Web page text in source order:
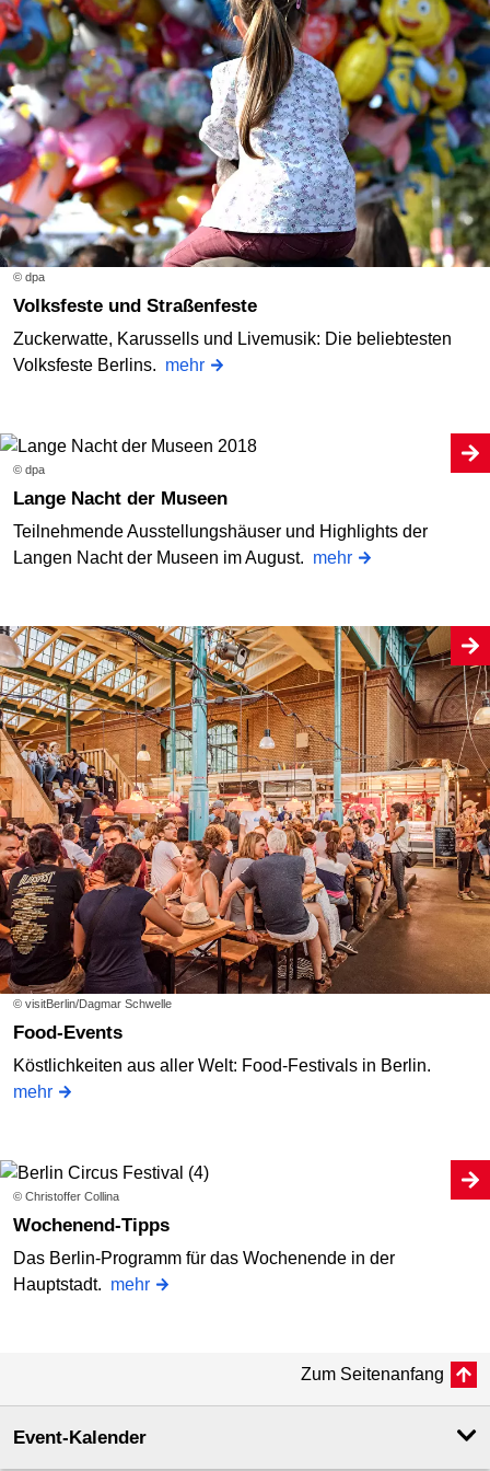
© dpa
Volksfeste und Straßenfeste
Zuckerwatte, Karussells und Livemusik: Die beliebtesten
Volksfeste Berlins. mehr
© dpa
Lange Nacht der Museen
Teilnehmende Ausstellungshäuser und Highlights der
Langen Nacht der Museen im August. mehr
© visitBerlin/Dagmar Schwelle
Food-Events
Köstlichkeiten aus aller Welt: Food-Festivals in Berlin.
mehr
© Christoffer Collina
Wochenend-Tipps
Das Berlin-Programm für das Wochenende in der
Hauptstadt. mehr
Zum Seitenanfang
Event-Kalender